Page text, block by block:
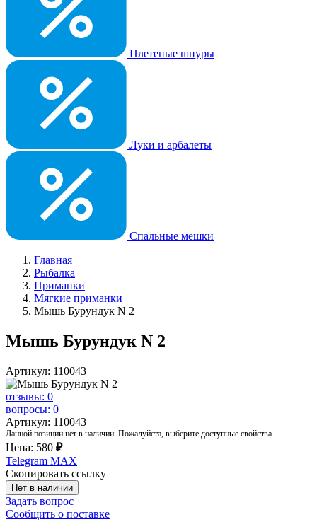
Плетеные шнуры
Луки и арбалеты
Спальные мешки
Главная
Рыбалка
Приманки
Мягкие приманки
Мышь Бурундук N 2
Мышь Бурундук N 2
Артикул: 110043
отзывы: 0
вопросы: 0
Артикул: 110043
Данной позиции нет в наличии. Пожалуйста, выберите доступные свойства.
Цена: 580 ₽
Telegram MAX
Скопировать ссылку
Нет в наличии
Задать вопрос
Сообщить о поставке